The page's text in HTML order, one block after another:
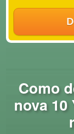
Como
nova